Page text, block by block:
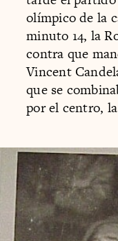
olímpico de la
minuto 14, la
contra que
Vincent
que se
por el centro,